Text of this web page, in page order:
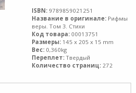
ISBN: 9789859021251
Название в оригинале: Рифмы
веры. Том 3. Стихи
Код товара: 00013751
Размеры: 145 x 205 x 15 mm
Вес: 0,360kg
Переплет: Твердый
Количество страниц: 272